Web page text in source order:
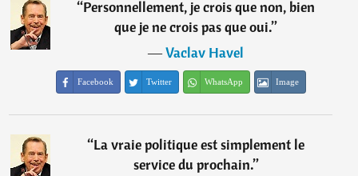
“Personnellement, je crois que non, bien
que je ne crois pas que oui.”
―Vaclav Havel
Facebook Twitter WhatsApp Image
“La vraie politique est simplement le
service du prochain.”